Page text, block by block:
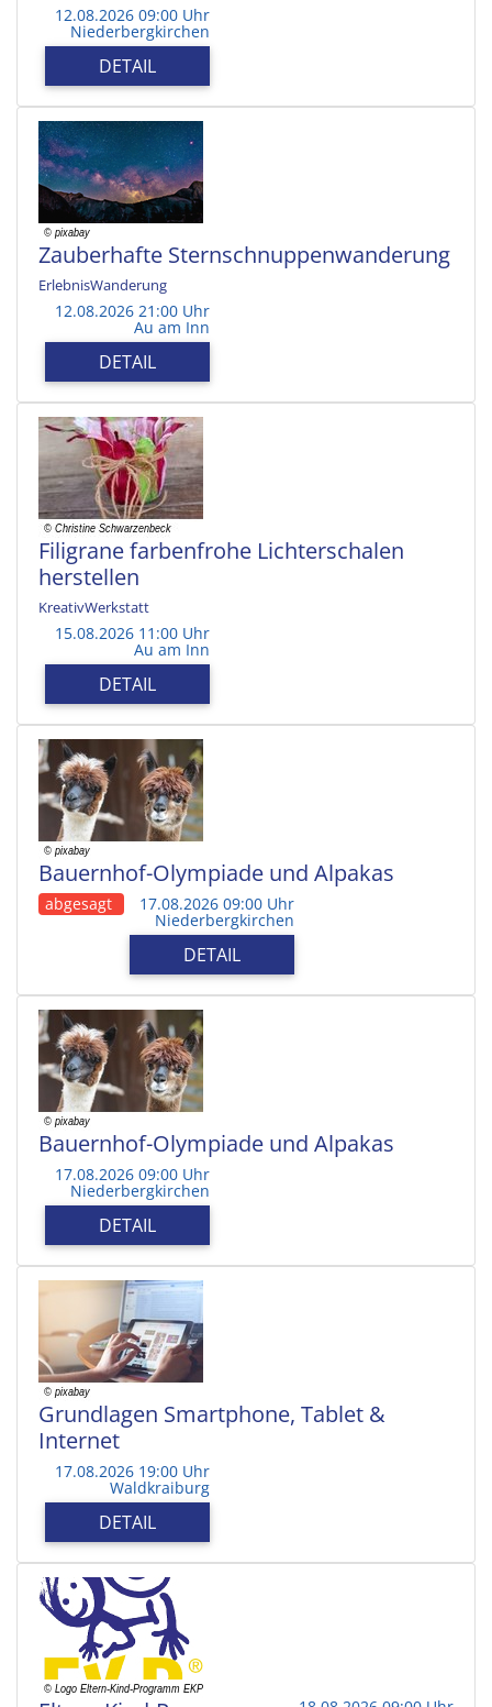
12.08.2026 09:00 Uhr
Niederbergkirchen
DETAIL
Zauberhafte Sternschnuppenwanderung
ErlebnisWanderung
12.08.2026 21:00 Uhr
Au am Inn
DETAIL
Filigrane farbenfrohe Lichterschalen
herstellen
KreativWerkstatt
15.08.2026 11:00 Uhr
Au am Inn
DETAIL
Bauernhof-Olympiade und Alpakas
abgesagt 17.08.2026 09:00 Uhr
Niederbergkirchen
DETAIL
Bauernhof-Olympiade und Alpakas
17.08.2026 09:00 Uhr
Niederbergkirchen
DETAIL
Grundlagen Smartphone, Tablet &
Internet
17.08.2026 19:00 Uhr
Waldkraiburg
DETAIL